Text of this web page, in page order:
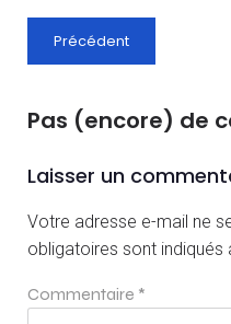
Précédent
Pas (encore) de
Laisser un
Votre adresse e-mail ne
obligatoires sont indiqués
Commentaire *